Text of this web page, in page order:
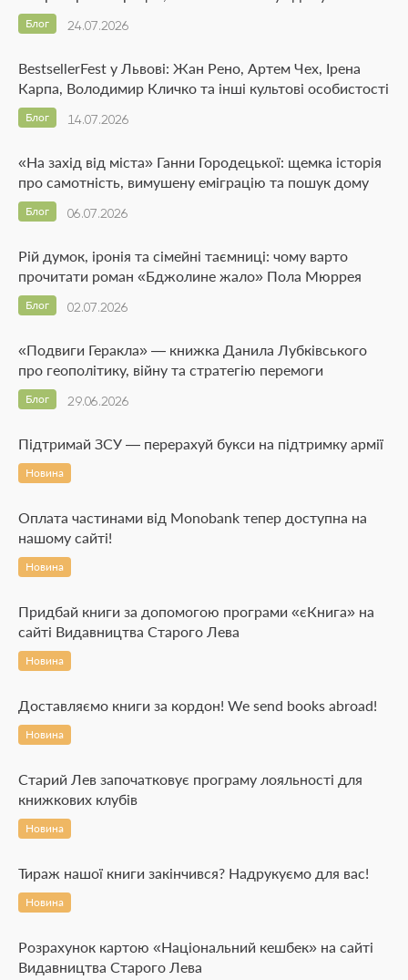
24.07.2026
Блог
BestsellerFest у Львові: Жан Рено, Артем Чех, Ірена
Карпа, Володимир Кличко та інші культові особистості
14.07.2026
Блог
«На захід від міста» Ганни Городецької: щемка історія
про самотність, вимушену еміграцію та пошук дому
06.07.2026
Блог
Рій думок, іронія та сімейні таємниці: чому варто
прочитати роман «Бджолине жало» Пола Мюррея
02.07.2026
Блог
«Подвиги Геракла» — книжка Данила Лубківського
про геополітику, війну та стратегію перемоги
29.06.2026
Блог
Підтримай ЗСУ — перерахуй букси на підтримку армії
Новина
Оплата частинами від Monobank тепер доступна на
нашому сайті!
Новина
Придбай книги за допомогою програми «єКнига» на
сайті Видавництва Старого Лева
Новина
Доставляємо книги за кордон! We send books abroad!
Новина
Старий Лев започатковує програму лояльності для
книжкових клубів
Новина
Тираж нашої книги закінчився? Надрукуємо для вас!
Новина
Розрахунок картою «Національний кешбек» на сайті
Видавництва Старого Лева